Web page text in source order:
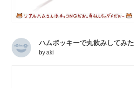
ハムポッキーで丸飲みしてみた
byaki